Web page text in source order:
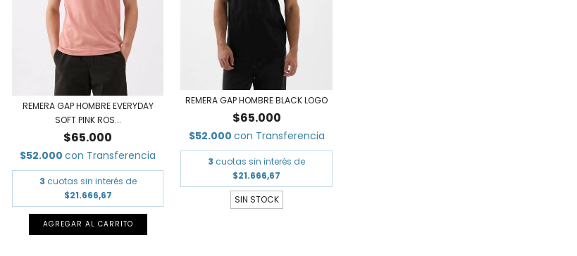
REMERA GAP HOMBRE EVERYDAY
SOFT PINK ROS...
$65.000
$52.000con Transferencia
3 cuotas sin interés de
$21.666,67
AGREGAR AL CARRITO
REMERA GAP HOMBRE BLACK LOGO
$65.000
$52.000 con Transferencia
3 cuotas sin interés de
$21.666,67
SIN STOCK